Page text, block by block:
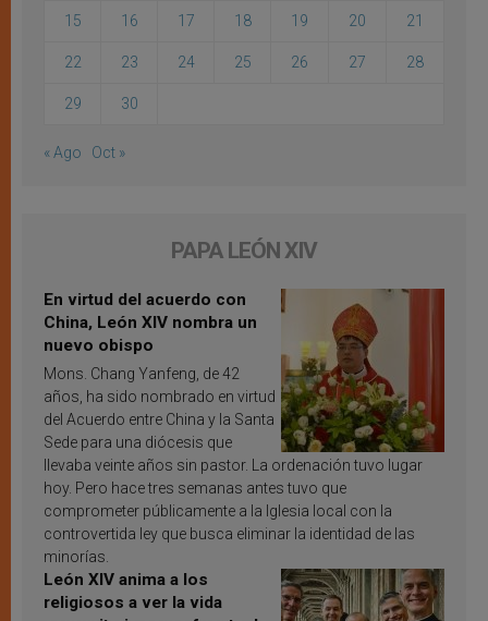
15 16 17 18 19 20 21
22 23 24 25 26 27 28
29 30
« Ago Oct »
PAPA LEÓN XIV
En virtud del acuerdo con
China, León XIV nombra un
nuevo obispo
Mons. Chang Yanfeng, de 42
años, ha sido nombrado en virtud
del Acuerdo entre China y la Santa
Sede para una diócesis que
llevaba veinte años sin pastor. La ordenación tuvo lugar
hoy. Pero hace tres semanas antes tuvo que
comprometer públicamente a la Iglesia local con la
controvertida ley que busca eliminar la identidad de las
minorías.
León XIV anima a los
religiosos a ver la vida